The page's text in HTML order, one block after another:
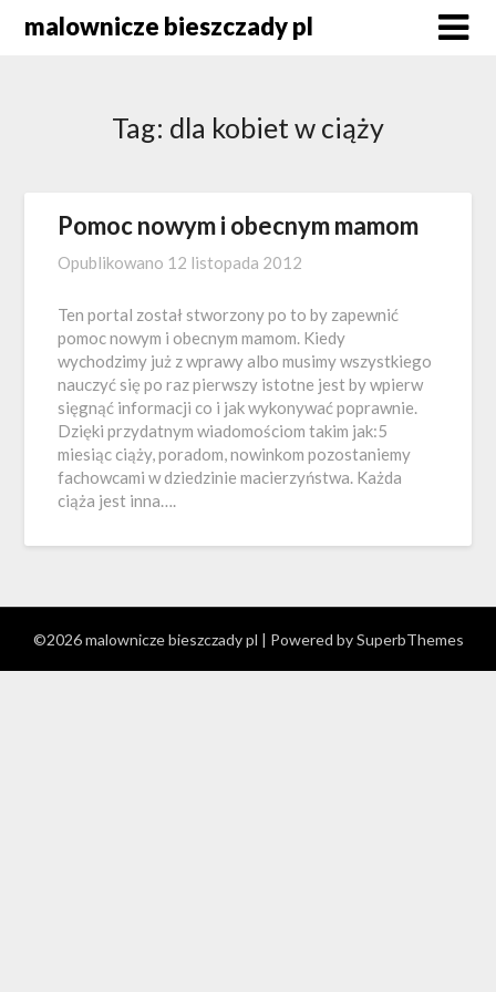
malownicze bieszczady pl
Tag: dla kobiet w ciąży
Pomoc nowym i obecnym mamom
Opublikowano 12 listopada 2012
Ten portal został stworzony po to by zapewnić
pomoc nowym i obecnym mamom. Kiedy
wychodzimy już z wprawy albo musimy wszystkiego
nauczyć się po raz pierwszy istotne jest by wpierw
sięgnąć informacji co i jak wykonywać poprawnie.
Dzięki przydatnym wiadomościom takim jak:5
miesiąc ciąży, poradom, nowinkom pozostaniemy
fachowcami w dziedzinie macierzyństwa. Każda
ciąża jest inna….
©2026 malownicze bieszczady pl | Powered bySuperbThemes